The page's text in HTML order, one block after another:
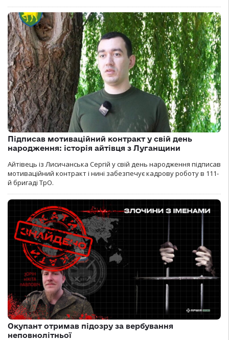
Підписав мотиваційний контракт у свій день
народження: історія айтівця з Луганщини
Айтівець із Лисичанська Сергій у свій день народження підписав
мотиваційний контракт і нині забезпечує кадрову роботу в 111-
й бригаді ТрО.
Окупант отримав підозру за вербування
неповнолітньої